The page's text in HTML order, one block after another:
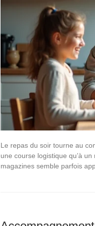
Le repas du soir tourne au
une course logistique qu’à
magazines semble parfois